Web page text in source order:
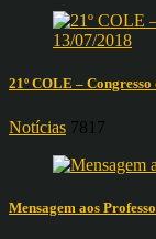
21º COLE –
Notícias 7817
Mensagem aos